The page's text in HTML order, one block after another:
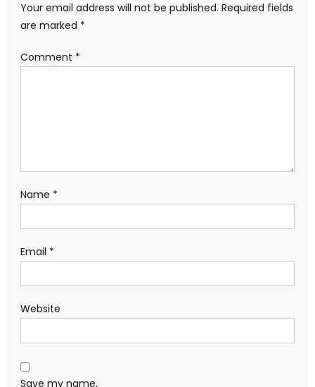
Your email address will not be published. Required fields
are marked *
Comment *
Name *
Email *
Website
Save my name,